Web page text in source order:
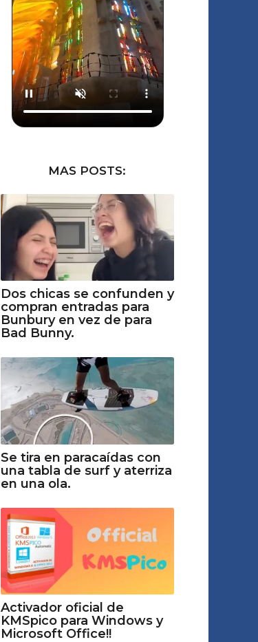
MAS POSTS:
Dos chicas se confunden y
compran entradas para
Bunbury en vez de para
Bad Bunny.
Se tira en paracaídas con
una tabla de surf y aterriza
en una ola.
Activador oficial de
KMSpico para Windows y
Microsoft Office!!